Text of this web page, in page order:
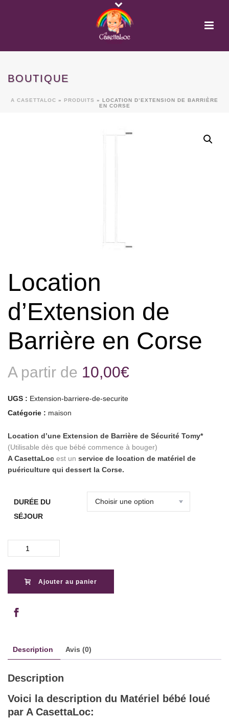
BOUTIQUE
A CASETTALOC » PRODUITS » LOCATION D’EXTENSION DE BARRIÈRE
EN CORSE
Location
d’Extension de
Barrière en Corse
A partir de 10,00€
UGS : Extension-barriere-de-securite
Catégorie : maison
Location d’une Extension de Barrière de Sécurité Tomy*
(Utilisable dès que bébé commence à bouger)
A CasettaLoc est un service de location de matériel de
puériculture qui dessert la Corse.
DURÉE DU
SÉJOUR
quantité
de
Location
d'Extension
de
en
Ajouter au panier
Description Avis (0)
Description
Voici la description du Matériel bébé loué
par A CasettaLoc: